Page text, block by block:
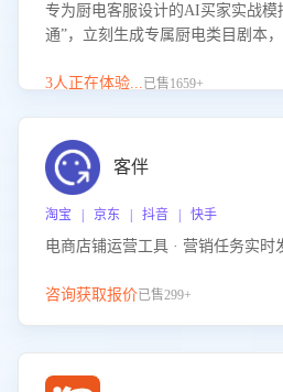
专为厨电客服设计的AI买家实战模
通”，立刻生成专属厨电类目剧本
实场景应对技巧！
3人正在体验...已售1659+
客伴
淘宝 | 京东 | 抖音 | 快手
电商店铺运营工具 · 营销任务实时
咨询获取报价已售299+